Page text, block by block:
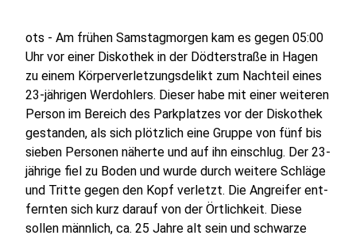
ots - Am frühen Samstagmorgen kam es gegen 05:00
Uhr vor einer Diskothek in der Dödterstraße in Hagen
zu einem Körperverletzungsdelikt zum Nachteil eines
23-jährigen Werdohlers. Dieser habe mit einer weiteren
Person im Bereich des Parkplatzes vor der Diskothek
gestanden, als sich plötzlich eine Gruppe von fünf bis
sieben Personen näherte und auf ihn einschlug. Der 23-
jährige fiel zu Boden und wurde durch weitere Schläge
und Tritte gegen den Kopf verletzt. Die Angreifer ent-
fernten sich kurz darauf von der Örtlichkeit. Diese
sollen männlich, ca. 25 Jahre alt sein und schwarze